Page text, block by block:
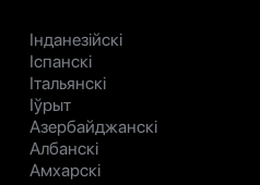
Інданезійскі
Іспанскі
Італьянскі
Іўрыт
Азербайджанскі
Албанскі
Амхарскі